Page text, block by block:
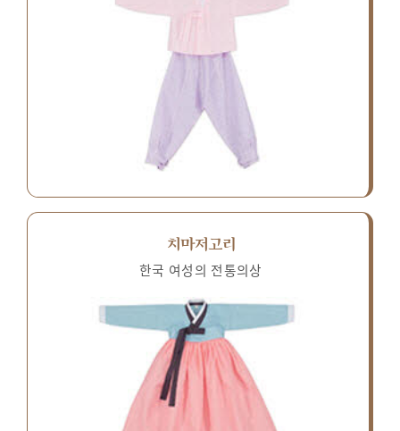
치마저고리
한국 여성의 전통의상